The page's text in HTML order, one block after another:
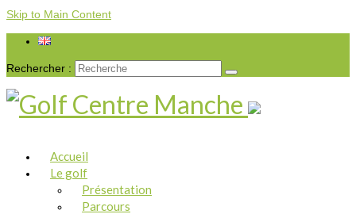
Skip to Main Content
Rechercher :
Accueil
Le golf
Présentation
Parcours